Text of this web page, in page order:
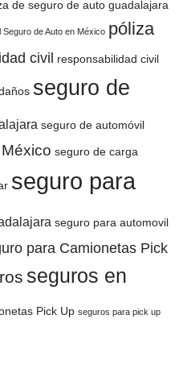
de seguro de auto guadalajara
Seguro de Auto en México póliza
civil responsabilidad civil
seguro de
seguro de automóvil
seguro de carga
seguro para
seguro para automovil
para Camionetas Pick
seguros en
Pick Up seguros para pick up